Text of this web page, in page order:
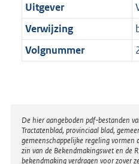
Uitgever
Verwijzing
Volgnummer
Disclaimer
De hier aangeboden pdf-bestanden
Tractatenblad, provinciaal blad,
gemeenschappelijke regeling
zin van de Bekendmakingswet en de
bekendmaking verdragen voor zover